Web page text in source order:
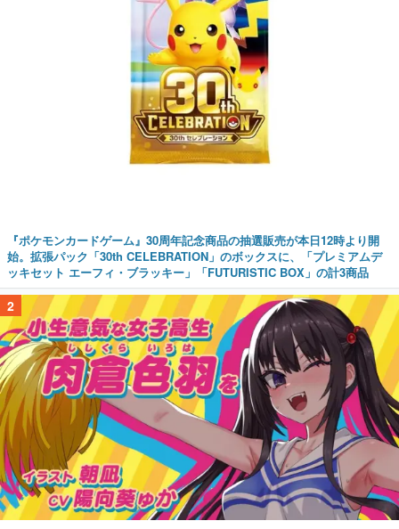
『ポケモンカードゲーム』30周年記念商品の抽選販売が本日12時より開
始。拡張パック「30th CELEBRATION」のボックスに、「プレミアムデ
ッキセット エーフィ・ブラッキー」「FUTURISTIC BOX」の計3商品
2